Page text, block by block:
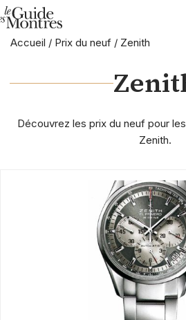
Accueil / Prix du neuf / Zenith
Découvrez les prix du neuf pour
Zenith.